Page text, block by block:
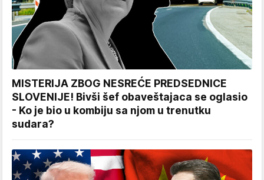
MISTERIJA ZBOG NESREĆE PREDSEDNICE
SLOVENIJE! Bivši šef obaveštajaca se oglasio
- Ko je bio u kombiju sa njom u trenutku
sudara?